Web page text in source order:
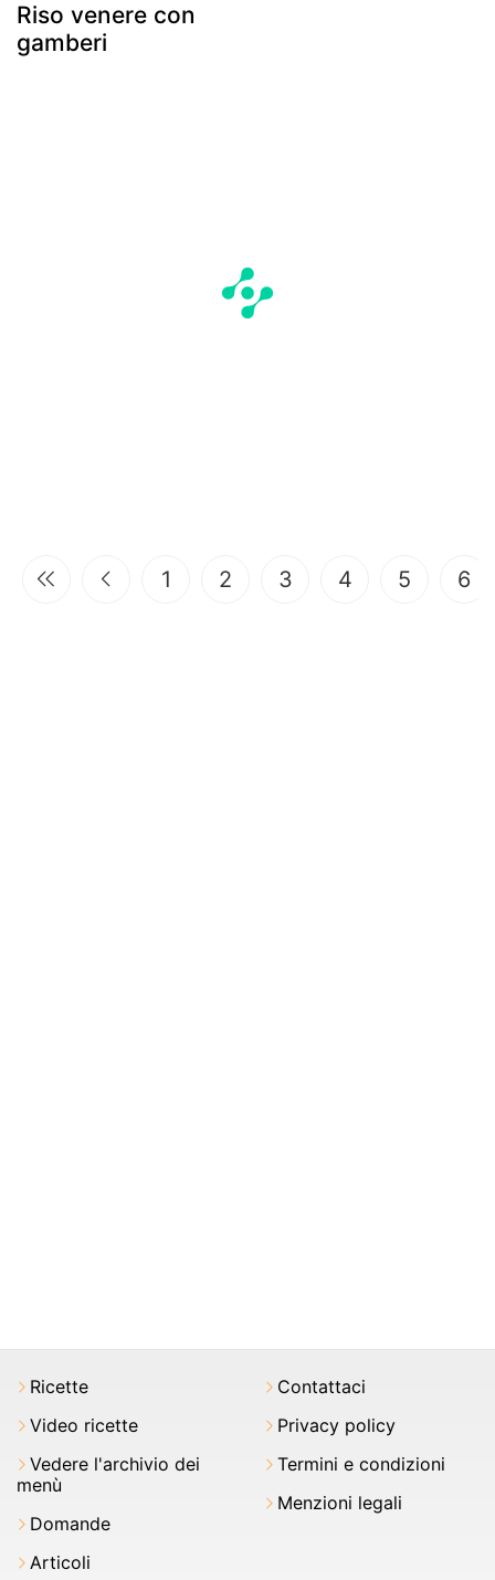
Riso venere con
gamberi
1 2 3 4 5 6
Ricette
Video ricette
Vedere l'archivio dei
menù
Domande
Articoli
Contattaci
Privacy policy
Termini e condizioni
Menzioni legali